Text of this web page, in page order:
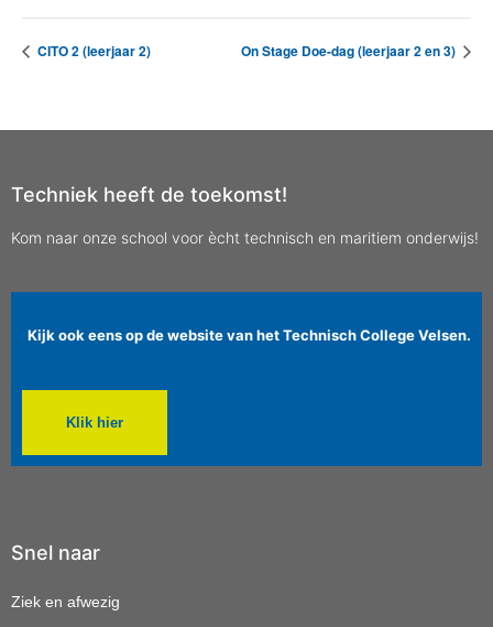
CITO 2 (leerjaar 2) On Stage Doe-dag (leerjaar 2 en 3)
Techniek heeft de toekomst!
Kom naar onze school voor ècht technisch en maritiem onderwijs!
Kijk ook eens op de website van het Technisch College Velsen.
Klik hier
Snel naar
Ziek en afwezig